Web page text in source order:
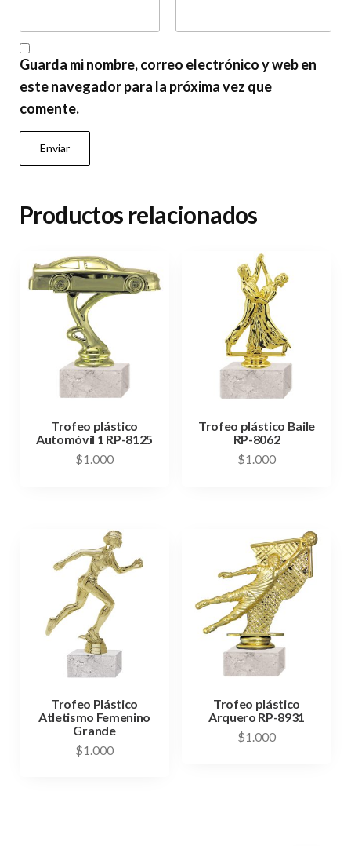
Guarda mi nombre, correo electrónico y web en
este navegador para la próxima vez que
comente.
Productos relacionados
Trofeo plástico
Automóvil 1 RP-8125
$1.000
Trofeo plástico Baile
RP-8062
$1.000
Trofeo Plástico
Atletismo Femenino
Grande
$1.000
Trofeo plástico
Arquero RP-8931
$1.000